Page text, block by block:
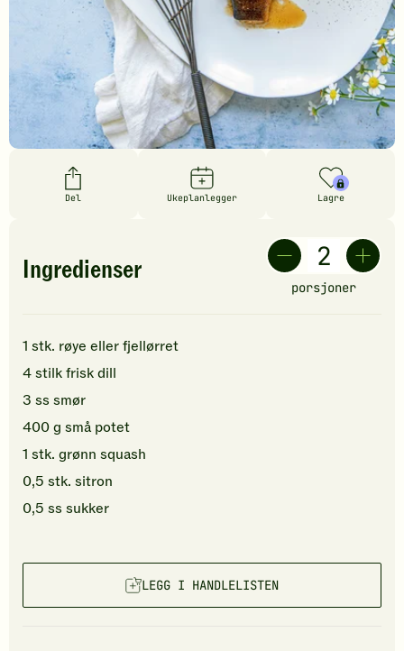
Del Ukeplanlegger Lagre
Ingredienser
porsjoner
1 stk. røye eller fjellørret
4stilkfrisk dill
3 ss smør
400g småpotet
1 stk. grønn squash
0,5 stk. sitron
0,5 ss sukker
LEGG I HANDLELISTEN